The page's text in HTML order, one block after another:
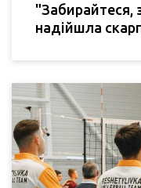
"Забирайтеся,
надійшла